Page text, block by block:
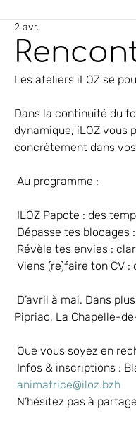
2 avr.
Les ateliers iLOZ se
Dans la continuité du
dynamique, iLOZ vous
concrètement dans
Au programme :
ILOZ Papote : des
Dépasse tes blocages
Révèle tes envies :
Viens (re)faire ton CV
D’avril à mai. Dans
Pipriac, La Chapelle-
Que vous soyez en
Infos & inscriptions :
animatrice@iloz.bzh
N’hésitez pas à